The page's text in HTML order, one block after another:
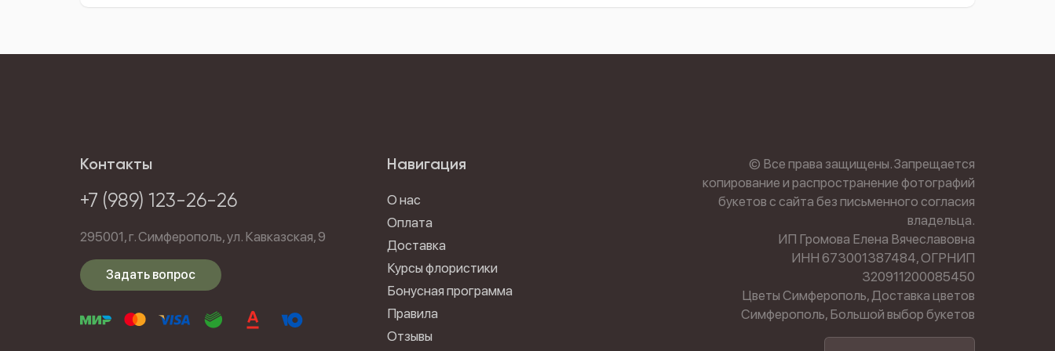
Контакты
+7 (989) 123-26-26
295001,г. Симферополь,ул. Кавказская, 9
Задать вопрос
Навигация
О нас
Оплата
Доставка
Курсы флористики
Бонусная программа
Правила
Отзывы
© Все права защищены. Запрещается
копирование и распространение фотографий
букетов с сайта без письменного согласия
владельца.
ИП Громова Елена Вячеславовна
ИНН 673001387484, ОГРНИП
320911200085450
Цветы Симферополь, Доставка цветов
Симферополь, Большой выбор букетов